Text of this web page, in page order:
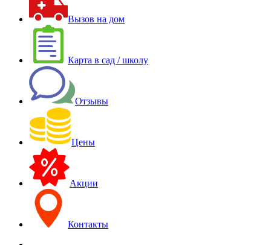
Вызов на дом
Карта в сад / школу
Отзывы
Цены
Акции
Контакты